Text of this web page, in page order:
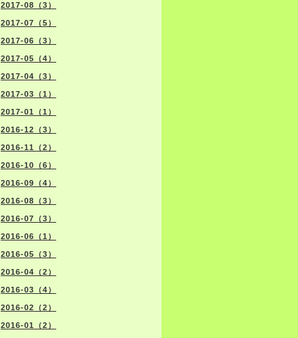
2017-08（3）
2017-07（5）
2017-06（3）
2017-05（4）
2017-04（3）
2017-03（1）
2017-01（1）
2016-12（3）
2016-11（2）
2016-10（6）
2016-09（4）
2016-08（3）
2016-07（3）
2016-06（1）
2016-05（3）
2016-04（2）
2016-03（4）
2016-02（2）
2016-01（2）